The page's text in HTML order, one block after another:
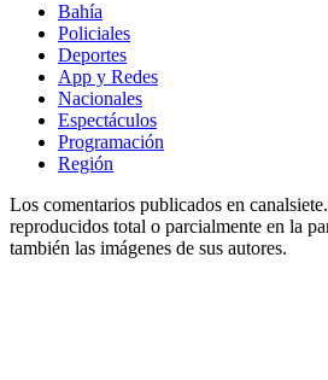
Bahía
Policiales
Deportes
App y Redes
Nacionales
Espectáculos
Programación
Región
Los comentarios publicados en
reproducidos total o parcialmente en la
también las imágenes de sus autores.